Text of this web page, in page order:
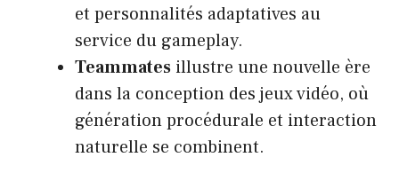
et personnalités adaptatives au
service du gameplay.
Teammates illustre une nouvelle ère
dans la conception des jeux vidéo, où
génération procédurale et interaction
naturelle se combinent.